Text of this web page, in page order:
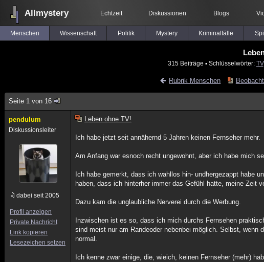
Allmystery Echtzeit Diskussionen Blogs
Menschen Wissenschaft Politik Mystery Kriminalfälle
315 Beiträge ▪ Schlüsselwörter: TV,
Rubrik Menschen
Seite 1 von 16
pendulum
Diskussionsleiter
dabei seit 2005
Profil anzeigen
Private Nachricht
Link kopieren
Lesezeichen setzen
Leben ohne TV!
Ich habe jetzt seit annähernd 5 Jahren keinen Fernseher mehr.
Am Anfang war esnoch recht ungewohnt, aber ich habe mich
Ich habe gemerkt, dass ich wahllos hin- undhergezappt habe
haben, dass ich hinterher immer das Gefühl hatte, meine Zeit
Dazu kam die unglaubliche Nerverei durch die Werbung.
Inzwischen ist es so, dass ich mich durchs Fernsehen
sind meist nur am Randeoder nebenbei möglich. Selbst,
normal.
Ich kenne zwar einige, die, wieich, keinen Fernseher (mehr)